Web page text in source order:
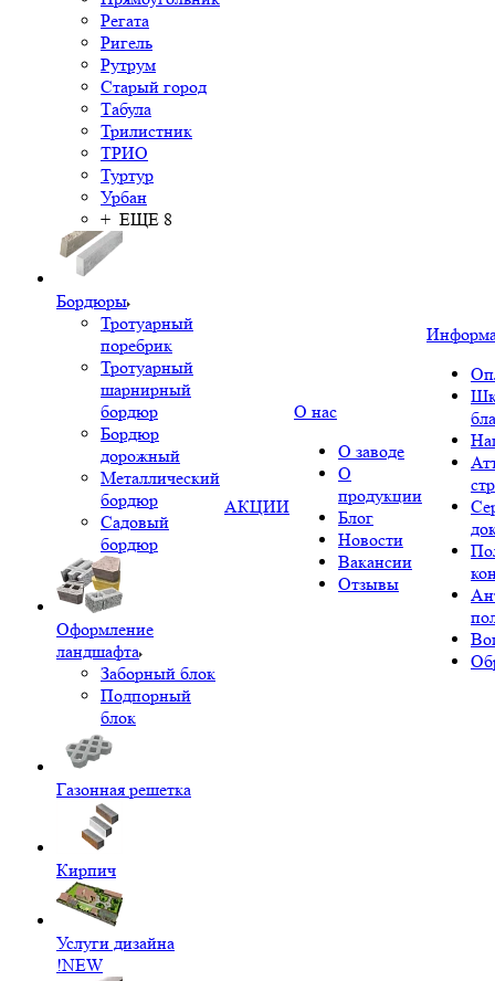
Регата
Ригель
Рутрум
Старый город
Табула
Трилистник
ТРИО
Туртур
Урбан
+ ЕЩЕ 8
Бордюры
Тротуарный
поребрик
Тротуарный
шарнирный
бордюр
Бордюр
дорожный
Металлический
бордюр
Садовый
бордюр
Оформление
ландшафта
Заборный блок
Подпорный
блок
Газонная решетка
Кирпич
Услуги дизайна
!NEW
АКЦИИ
О нас
О заводе
О
продукции
Блог
Новости
Вакансии
Отзывы